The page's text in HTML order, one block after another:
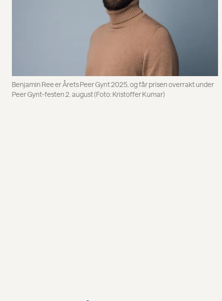
Benjamin Ree er Årets Peer Gynt 2025, og får prisen overrakt under
Peer Gynt-festen 2. august (Foto: Kristoffer Kumar)